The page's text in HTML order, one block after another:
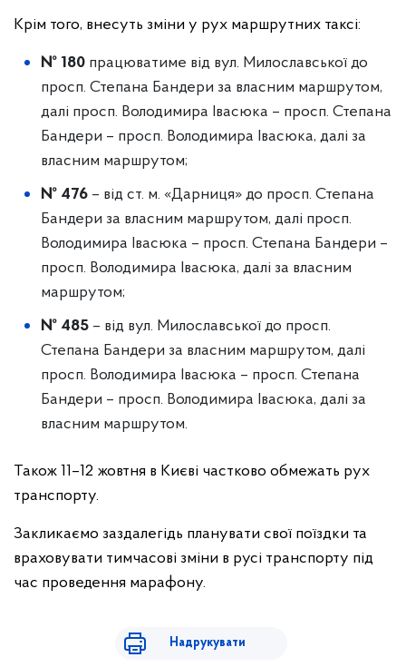
Крім того, внесуть зміни у рух маршрутних таксі:
№ 180 працюватиме від вул. Милославської до
просп. Степана Бандери за власним маршрутом,
далі просп. Володимира Івасюка – просп. Степана
Бандери – просп. Володимира Івасюка, далі за
власним маршрутом;
№ 476 – від ст. м. «Дарниця» до просп. Степана
Бандери за власним маршрутом, далі просп.
Володимира Івасюка – просп. Степана Бандери –
просп. Володимира Івасюка, далі за власним
маршрутом;
№ 485 – від вул. Милославської до просп.
Степана Бандери за власним маршрутом, далі
просп. Володимира Івасюка – просп. Степана
Бандери – просп. Володимира Івасюка, далі за
власним маршрутом.
Також 11–12 жовтня в Києві частково обмежать рух
транспорту.
Закликаємо заздалегідь планувати свої поїздки та
враховувати тимчасові зміни в русі транспорту під
час проведення марафону.
Надрукувати